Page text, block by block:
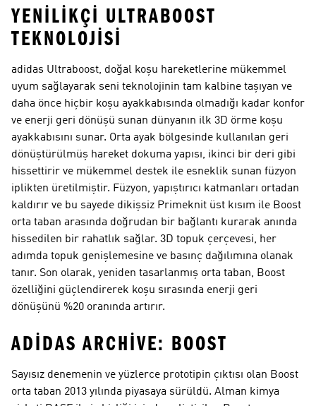
YENILIKÇI ULTRABOOST
TEKNOLOJISI
adidas Ultraboost, doğal koşu hareketlerine mükemmel
uyum sağlayarak seni teknolojinin tam kalbine taşıyan ve
daha önce hiçbir koşu ayakkabısında olmadığı kadar konfor
ve enerji geri dönüşü sunan dünyanın ilk 3D örme koşu
ayakkabısını sunar. Orta ayak bölgesinde kullanılan geri
dönüştürülmüş hareket dokuma yapısı, ikinci bir deri gibi
hissettirir ve mükemmel destek ile esneklik sunan füzyon
iplikten üretilmiştir. Füzyon, yapıştırıcı katmanları ortadan
kaldırır ve bu sayede dikişsiz Primeknit üst kısım ile Boost
orta taban arasında doğrudan bir bağlantı kurarak anında
hissedilen bir rahatlık sağlar. 3D topuk çerçevesi, her
adımda topuk genişlemesine ve basınç dağılımına olanak
tanır. Son olarak, yeniden tasarlanmış orta taban, Boost
özelliğini güçlendirerek koşu sırasında enerji geri
dönüşünü %20 oranında artırır.
ADIDAS ARCHIVE: BOOST
Sayısız denemenin ve yüzlerce prototipin çıktısı olan Boost
orta taban 2013 yılında piyasaya sürüldü. Alman kimya